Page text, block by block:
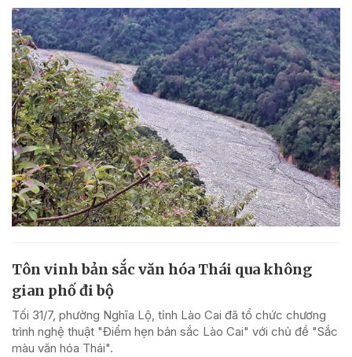
Tôn vinh bản sắc văn hóa Thái qua không
gian phố đi bộ
Tối 31/7, phường Nghĩa Lộ, tỉnh Lào Cai đã tổ chức chương
trình nghệ thuật "Điểm hẹn bản sắc Lào Cai" với chủ đề "Sắc
màu văn hóa Thái".